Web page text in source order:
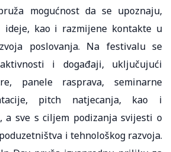
mogućnost da se upoznaju,
ideje, kao i razmijene kontakte u
poslovanja. Na festivalu se
i događaji, uključujući
panele rasprava, seminarne
pitch natjecanja, kao i
a sve s ciljem podizanja svijesti o
i tehnološkog razvoja.